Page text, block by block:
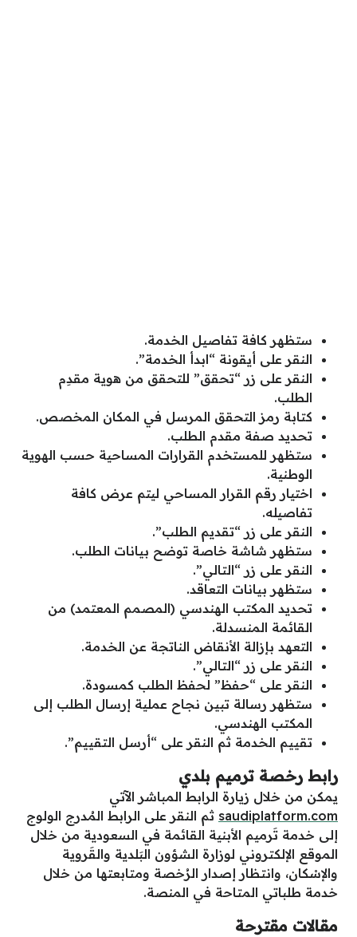
ستظهر كافة تفاصيل الخدمة.
النقر على أيقونة “ابدأ الخدمة”.
النقر على زر “تحقق” للتحقق من هوية مقدِم
الطلب.
كتابة رمز التحقق المرسل في المكان المخصص.
تحديد صفة مقدم الطلب.
ستظهر للمستخدم القرارات المساحية حسب الهوية
الوطنية.
اختيار رقم القرار المساحي ليتم عرض كافة
تفاصيله.
النقر على زر “تقديم الطلب”.
ستظهر شاشة خاصة توضح بيانات الطلب.
النقر على زر “التالي”.
ستظهر بيانات التعاقد.
تحديد المكتب الهندسي (المصمم المعتمد) من
القائمة المنسدلة.
التعهد بإزالة الأنقاض الناتجة عن الخدمة.
النقر على زر “التالي”.
النقر على “حفظ” لحفظ الطلب كمسودة.
ستظهر رسالة تبين نجاح عملية إرسال الطلب إلى
المكتب الهندسي.
تقييم الخدمة ثم النقر على “أرسل التقييم”.
رابط رخصة ترميم بلدي
يمكن من خلال زيارة الرابط المباشر الآتي
saudiplatform.com ثم النقر على الرابط المُدرج الولوج
إلى خدمة تَرميم الأبنية القائمة في السعودية من خلال
الموقع الإلكتروني لوزارة الشؤون البَلدية والقَروية
والإسْكان، وانتظار إصدار الرُخصة ومتابعتها من خلال
خدمة طلباتي المتاحة في المنصة.
مقالات مقترحة